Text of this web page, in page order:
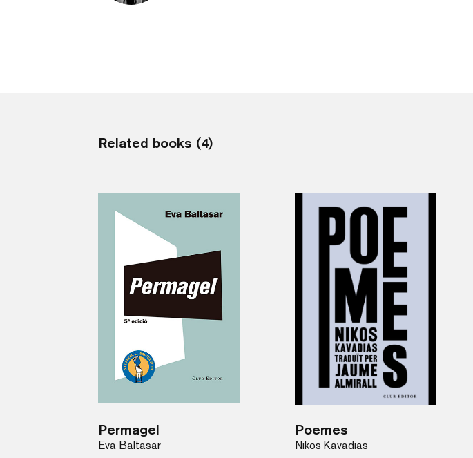
Related books (4)
Permagel
Eva Baltasar
Poemes
Nikos Kavadias